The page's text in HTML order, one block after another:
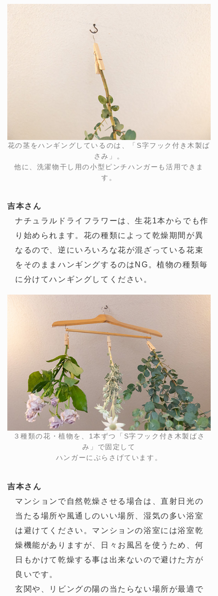
花の茎をハンギングしているのは、「S字フック付き木製ば
さみ」。
他に、洗濯物干し用の小型ピンチハンガーも活用できま
す。
吉本さん
ナチュラルドライフラワーは、生花1本からでも作
り始められます。花の種類によって乾燥期間が異
なるので、逆にいろいろな花が混ざっている花束
をそのままハンギングするのはNG。植物の種類毎
に分けてハンギングしてください。
３種類の花・植物を、1本ずつ「S字フック付き木製ばさ
み」で固定して
ハンガーにぶらさげています。
吉本さん
マンションで自然乾燥させる場合は、直射日光の
当たる場所や風通しのいい場所、湿気の多い浴室
は避けてください。マンションの浴室には浴室乾
燥機能がありますが、日々お風呂を使うため、何
日もかけて乾燥する事は出来ないので避けた方が
良いです。
玄関や、リビングの陽の当たらない場所が最適で